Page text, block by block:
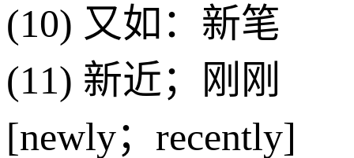
(10) 又如：新笔
(11) 新近；刚刚
[newly；recently]